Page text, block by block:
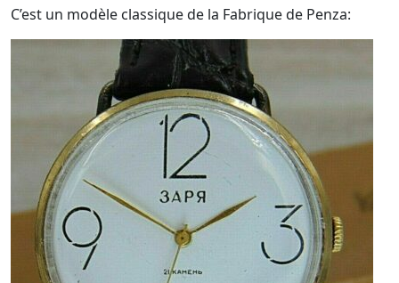
C’est un modèle classique de la Fabrique de Penza: